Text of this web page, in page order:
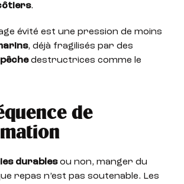
.
évité est une pression de moins
, déjà fragilisés par des
destructrices comme le
de
durablesou non, manger du
repas n’est pas soutenable. Les